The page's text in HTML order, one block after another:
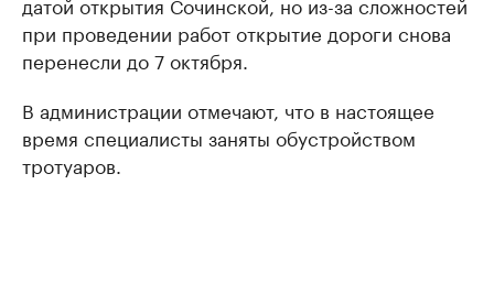
при проведении работ открытие дороги снова
перенесли до 7 октября.
В администрации отмечают, что в настоящее
время специалисты заняты обустройством
тротуаров.